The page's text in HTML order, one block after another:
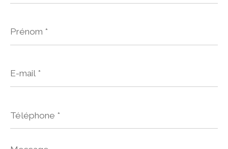
*
mail
*